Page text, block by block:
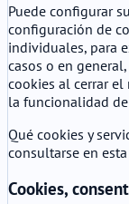
Puede configurar
configuración de
individuales, para
casos o en
cookies al cerrar el
la funcionalidad
Qué cookies y
consultarse en
Cookies,